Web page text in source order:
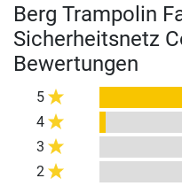
Berg Trampolin
Sicherheitsnetz
Bewertungen
5
4
3
2